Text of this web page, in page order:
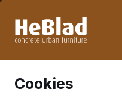
Woche 33 nicht. Bitte
Cookies